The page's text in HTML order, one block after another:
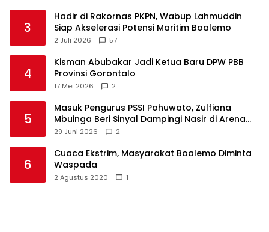
3
Hadir di Rakornas PKPN, Wabup Lahmuddin
Siap Akselerasi Potensi Maritim Boalemo
2 Juli 2026 57
4
Kisman Abubakar Jadi Ketua Baru DPW PBB
Provinsi Gorontalo
17 Mei 2026 2
5
Masuk Pengurus PSSI Pohuwato, Zulfiana
Mbuinga Beri Sinyal Dampingi Nasir di Arena
Politik ?
29 Juni 2026 2
6
Cuaca Ekstrim, Masyarakat Boalemo Diminta
Waspada
2 Agustus 2020 1